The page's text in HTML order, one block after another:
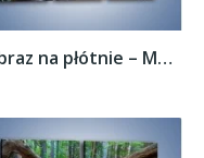
Obraz na płótnie – Mostek z drewnianych...